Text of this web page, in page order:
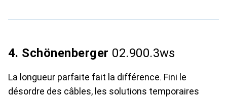
4. Schönenberger 02.900.3ws
La longueur parfaite fait la différence. Fini le
désordre des câbles, les solutions temporaires